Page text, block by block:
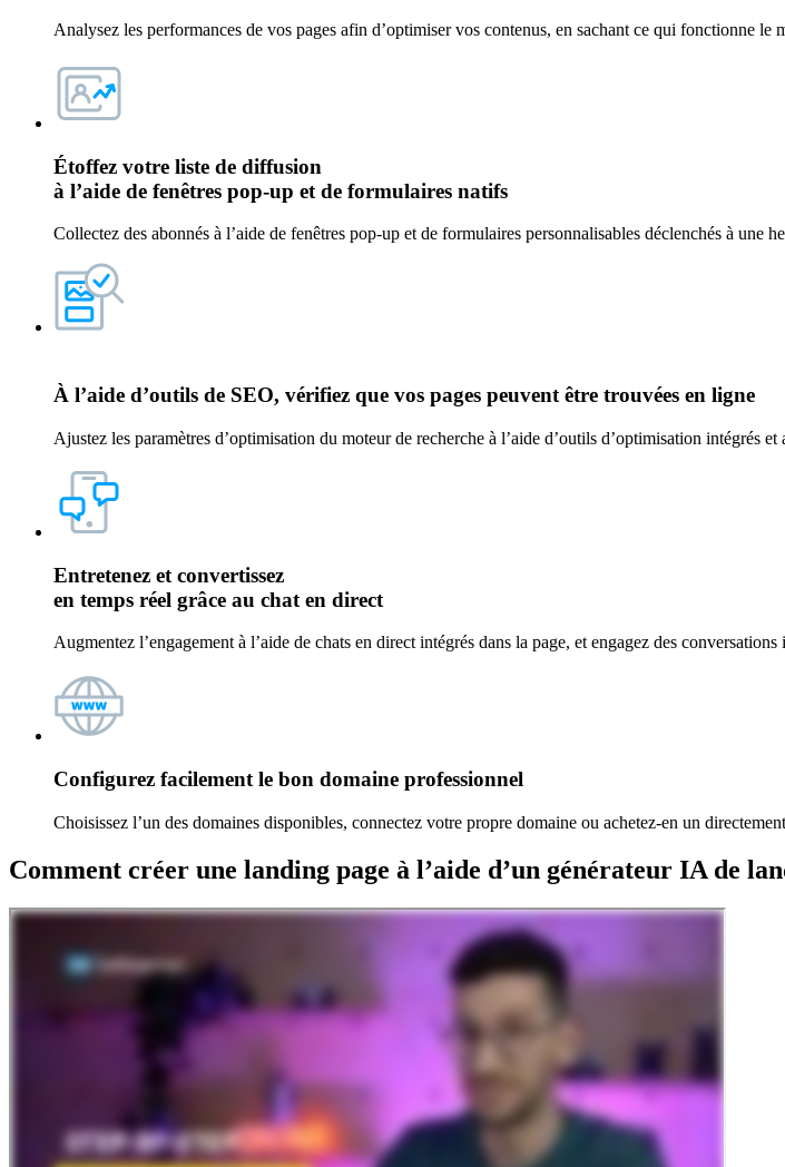
Analysez les performances de vos pages afin d’optimiser vos contenus, en sachant ce qui fonctionne le
Étoffez votre liste de diffusion
à l’aide de fenêtres pop-up et de formulaires natifs
Collectez des abonnés à l’aide de fenêtres pop-up et de formulaires personnalisables déclenchés à une
À l’aide d’outils de SEO, vérifiez que vos pages peuvent être trouvées en ligne
Ajustez les paramètres d’optimisation du moteur de recherche à l’aide d’outils d’optimisation intégrés
Entretenez et convertissez
en temps réel grâce au chat en direct
Augmentez l’engagement à l’aide de chats en direct intégrés dans la page, et engagez des
Configurez facilement le bon domaine professionnel
Choisissez l’un des domaines disponibles, connectez votre propre domaine ou achetez-en un
Comment créer une landing page à l’aide d’un générateur IA de